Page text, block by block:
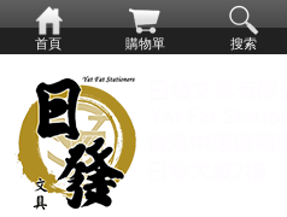
首頁 購物單 搜索